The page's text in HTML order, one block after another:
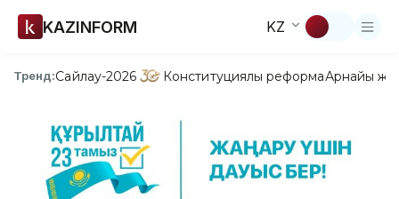
KAZINFORM KZ
Тренд:Сайлау-2026 Конституциялық реформаАрнайы